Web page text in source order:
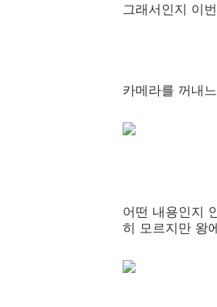
그래서인지 이
카메라를 꺼내
어떤 내용인지
히 모르지만 왕